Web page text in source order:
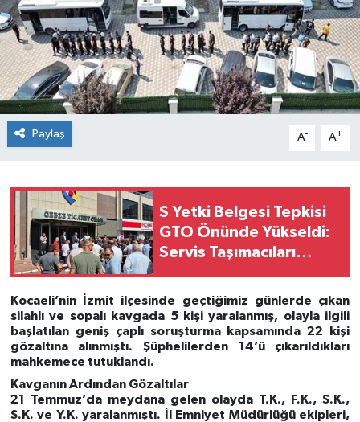
Paylaş A- A+
S Yetki Belgesi Tepkisi
GTO Önünde Yükseldi:
Servis Taşımacıları
Kocaeli’nin İzmit ilçesinde geçtiğimiz günlerde çıkan
silahlı ve sopalı kavgada 5 kişi yaralanmış, olayla ilgili
başlatılan geniş çaplı soruşturma kapsamında 22 kişi
gözaltına alınmıştı. Şüphelilerden 14’ü çıkarıldıkları
mahkemece tutuklandı.
Kavganın Ardından Gözaltılar
21 Temmuz’da meydana gelen olayda T.K., F.K., S.K.,
S.K. ve Y.K. yaralanmıştı. İl Emniyet Müdürlüğü ekipleri,